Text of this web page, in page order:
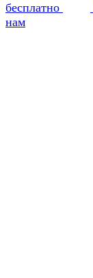
бесплатно
нам